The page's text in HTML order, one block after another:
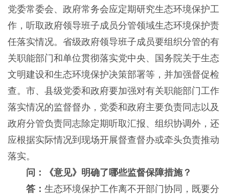
党委常委会、政府常务会应定期研究生态环境保护工
作，听取政府领导班子成员分管领域生态环境保护责
任落实情况。省级政府领导班子成员要组织分管的有
关职能部门和单位贯彻落实党中央、国务院关于生态
文明建设和生态环境保护决策部署等，并加强督促检
查。市、县级党委和政府要加强对有关职能部门工作
落实情况的监督督办，党委和政府主要负责同志以及
政府分管负责同志除定期听取汇报、组织协调外，还
应根据实际情况到现场开展督查督办或牵头负责推动
落实。
问：《意见》明确了哪些监督保障措施？
答： 生态环境保护工作离不开部门协同，既要分